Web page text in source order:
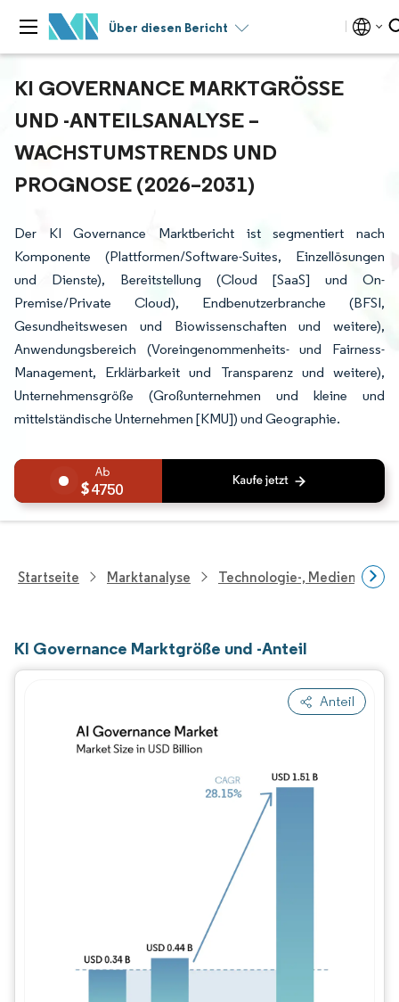
Über diesen Bericht
KI GOVERNANCE MARKTGRÖSSE U
ND -ANTEILSANALYSE – W
ACHSTUMSTRENDS UND P
ROGNOSE (2026–2031)
Der KI Governance Marktbericht ist segmentiert nach
Komponente (Plattformen/Software-Suites, Einzellösungen
und Dienste), Bereitstellung (Cloud [SaaS] und On-
Premise/Private Cloud), Endbenutzerbranche (BFSI,
Gesundheitswesen und Biowissenschaften und weitere),
Anwendungsbereich (Voreingenommenheits- und Fairness-
Management, Erklärbarkeit und Transparenz und weitere),
Unternehmensgröße (Großunternehmen und kleine und
mittelständische Unternehmen [KMU]) und Geographie.
4750
Startseite Marktanalyse Technologie-, Medien- Und
KI Governance Marktgröße und -Anteil
Anteil
Bild © Mordor Intelligence.